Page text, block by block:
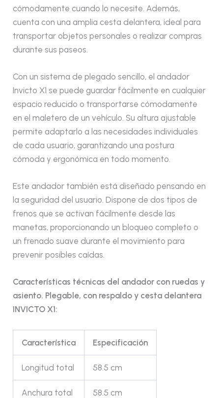
cómodamente cuando lo necesite. Además,
cuenta con una amplia cesta delantera, ideal para
transportar objetos personales o realizar compras
durante sus paseos.
Con un sistema de plegado sencillo, el andador
Invicto X1 se puede guardar fácilmente en cualquier
espacio reducido o transportarse cómodamente
en el maletero de un vehículo. Su altura ajustable
permite adaptarlo a las necesidades individuales
de cada usuario, garantizando una postura
cómoda y ergonómica en todo momento.
Este andador también está diseñado pensando en
la seguridad del usuario. Dispone de dos tipos de
frenos que se activan fácilmente desde las
manetas, proporcionando un bloqueo completo o
un frenado suave durante el movimiento para
prevenir posibles caídas.
Características técnicas del andador con ruedas y
asiento. Plegable, con respaldo y cesta delantera
INVICTO X1:
Característica Especificación
Longitud total 58.5 cm
Anchura total 58.5 cm